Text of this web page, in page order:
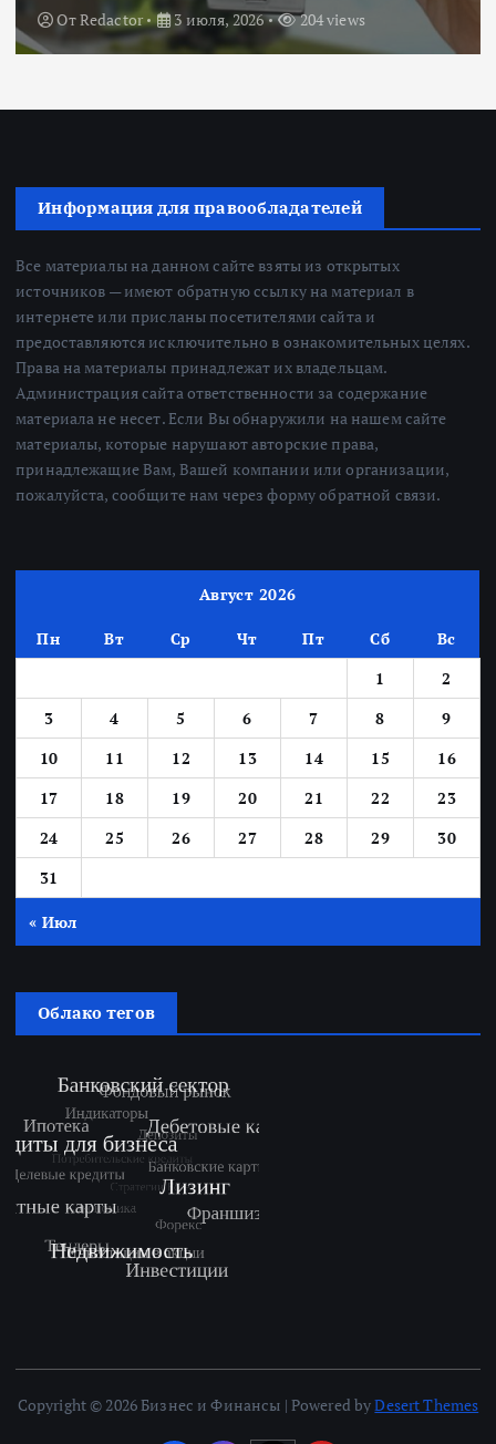
ОтRedactor 18 июня, 2026 224 views
Информация для правообладателей
Все материалы на данном сайте взяты из открытых
источников — имеют обратную ссылку на материал в
интернете или присланы посетителями сайта и
предоставляются исключительно в ознакомительных целях.
Права на материалы принадлежат их владельцам.
Администрация сайта ответственности за содержание
материала не несет. Если Вы обнаружили на нашем сайте
материалы, которые нарушают авторские права,
принадлежащие Вам, Вашей компании или организации,
пожалуйста, сообщите нам через форму обратной связи.
Август 2026
Пн Вт Ср Чт Пт Сб
Вс
1
2
3
4 5 6 7 8
9
10
11 12 13 14 15
16
17
18 19 20 21 22
23
24
25 26 27 28 29
30
31
« Июл
Облако тегов
Copyright © 2026 Бизнес и Финансы | Powered byDesert Themes